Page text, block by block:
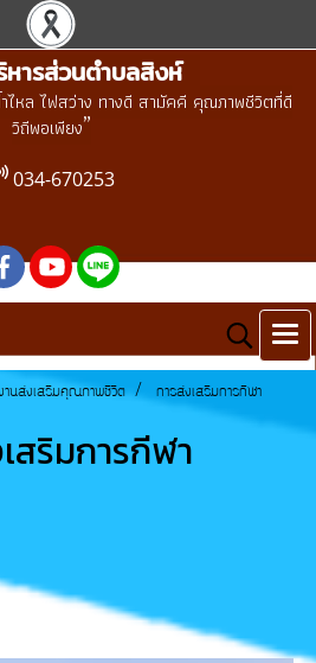
หารส่วนตำบลสิงห์
ไหล ไฟสว่าง ทางดี สามัคคี คุณภาพชีวิตที่ดี
วิถีพอเพียง”
034-670253
านส่งเสริมคุณภาพชีวิต การส่งเสริมการกีฬา
สริมการกีฬา